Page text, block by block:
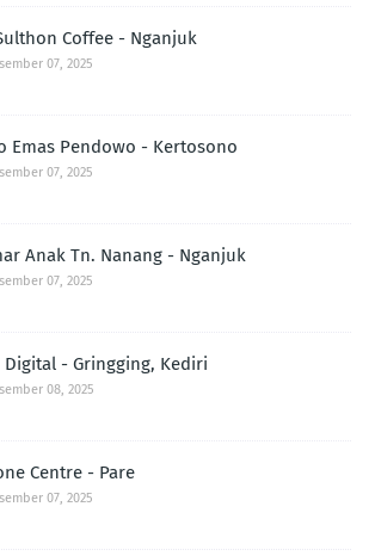
Coffee - Nganjuk
07, 2025
Emas Pendowo - Kertosono
07, 2025
Anak Tn. Nanang - Nganjuk
07, 2025
Digital - Gringging, Kediri
08, 2025
Centre - Pare
07, 2025